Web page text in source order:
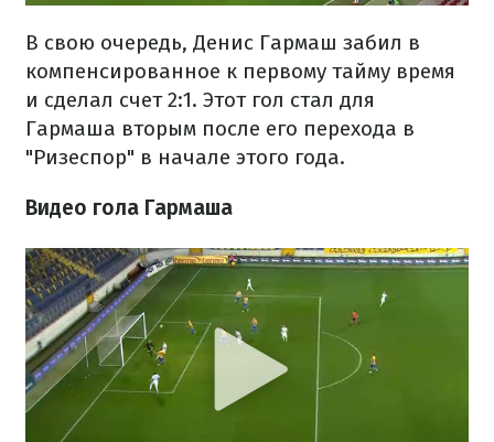
В свою очередь, Денис Гармаш забил в
компенсированное к первому тайму время
и сделал счет 2:1. Этот гол стал для
Гармаша вторым после его перехода в
"Ризеспор" в начале этого года.
Видео гола Гармаша